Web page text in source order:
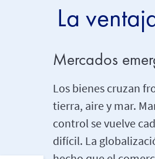
La
Mercados
Los bienes cruzan
tierra, aire y mar.
control se vuelve
difícil. La